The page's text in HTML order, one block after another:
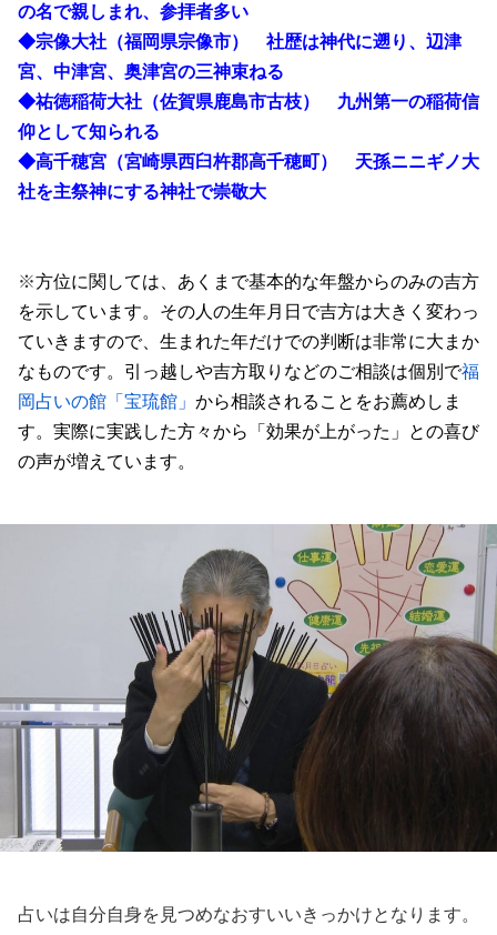
の名で親しまれ、参拝者多い
◆宗像大社（福岡県宗像市） 社歴は神代に遡り、辺津
宮、中津宮、奥津宮の三神束ねる
◆祐徳稲荷大社（佐賀県鹿島市古枝） 九州第一の稲荷信
仰として知られる
◆高千穂宮（宮崎県西臼杵郡高千穂町） 天孫ニニギノ大
社を主祭神にする神社で崇敬大
※方位に関しては、あくまで基本的な年盤からのみの吉方
を示しています。その人の生年月日で吉方は大きく変わっ
ていきますので、生まれた年だけでの判断は非常に大まか
なものです。引っ越しや吉方取りなどのご相談は個別で福
岡占いの館「宝琉館」 から相談されることをお薦めしま
す。実際に実践した方々から「効果が上がった」との喜び
の声が増えています。
占いは自分自身を見つめなおすいいきっかけとなります。